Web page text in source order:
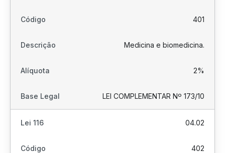
401
Medicina e biomedicina.
2%
LEI COMPLEMENTAR Nº 173/10
04.02
402